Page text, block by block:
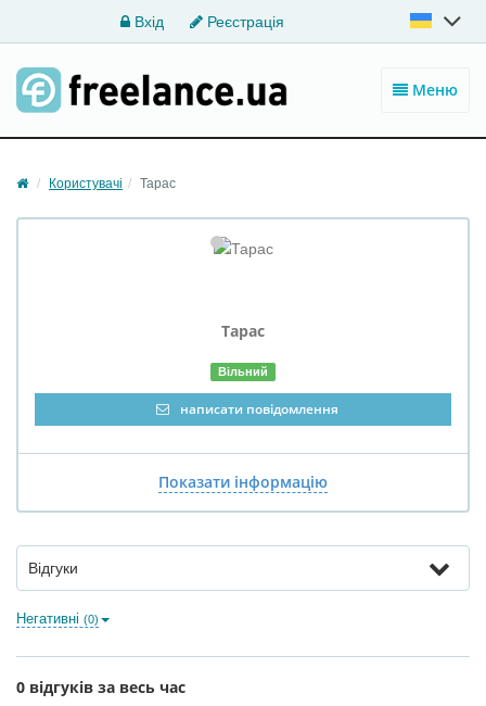
Вхід Реєстрація
Меню
Користувачі Тарас
Тарас
Вільний
написати повідомлення
Показати інформацію
Відгуки
Негативні (0)
0 відгуків за весь час